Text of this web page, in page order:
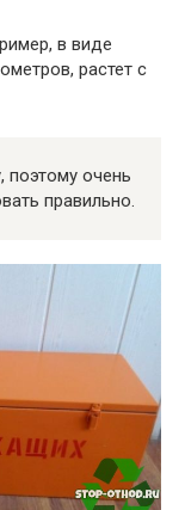
в виде
растет с
поэтому очень
правильно.